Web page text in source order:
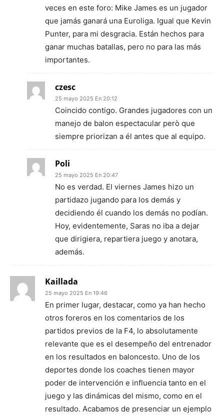
veces en este foro: Mike James es un jugador
que jamás ganará una Euroliga. Igual que Kevin
Punter, para mi desgracia. Están hechos para
ganar muchas batallas, pero no para las más
importantes.
czesc
25 mayo 2025 En 20:12
Coincido contigo. Grandes jugadores con un
manejo de balon espectacular però que
siempre priorizan a él antes que al equipo.
Poli
25 mayo 2025 En 20:47
No es verdad. El viernes James hizo un
partidazo jugando para los demás y
decidiendo él cuando los demás no podían.
Hoy, evidentemente, Saras no iba a dejar
que dirigiera, repartiera juego y anotara,
además.
Kaillada
25 mayo 2025 En 19:46
En primer lugar, destacar, como ya han hecho
otros foreros en los comentarios de los
partidos previos de la F4, lo absolutamente
relevante que es el desempeño del entrenador
en los resultados en baloncesto. Uno de los
deportes donde los coaches tienen mayor
poder de intervención e influencia tanto en el
juego y las dinámicas del mismo, como en el
resultado. Acabamos de presenciar un ejemplo